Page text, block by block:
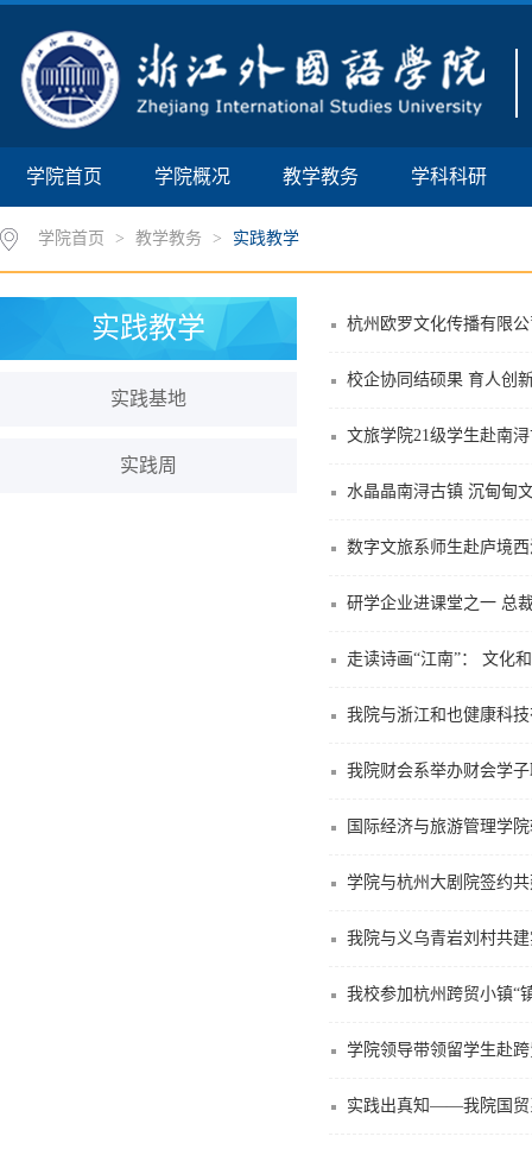
学院首页 学院概况 教学教务 学科科研
学院首页 > 教学教务 > 实践教学
实践教学
实践基地
实践周
杭州欧罗文化传播有限
校企协同结硕果 育人创
文旅学院21级学生赴南
水晶晶南浔古镇 沉甸甸
数字文旅系师生赴庐境
研学企业进课堂之一 总
走读诗画“江南”： 文化
我院与浙江和也健康科
我院财会系举办财会学
国际经济与旅游管理学
学院与杭州大剧院签约
我院与义乌青岩刘村共
我校参加杭州跨贸小镇“
学院领导带领留学生赴
实践出真知——我院国贸